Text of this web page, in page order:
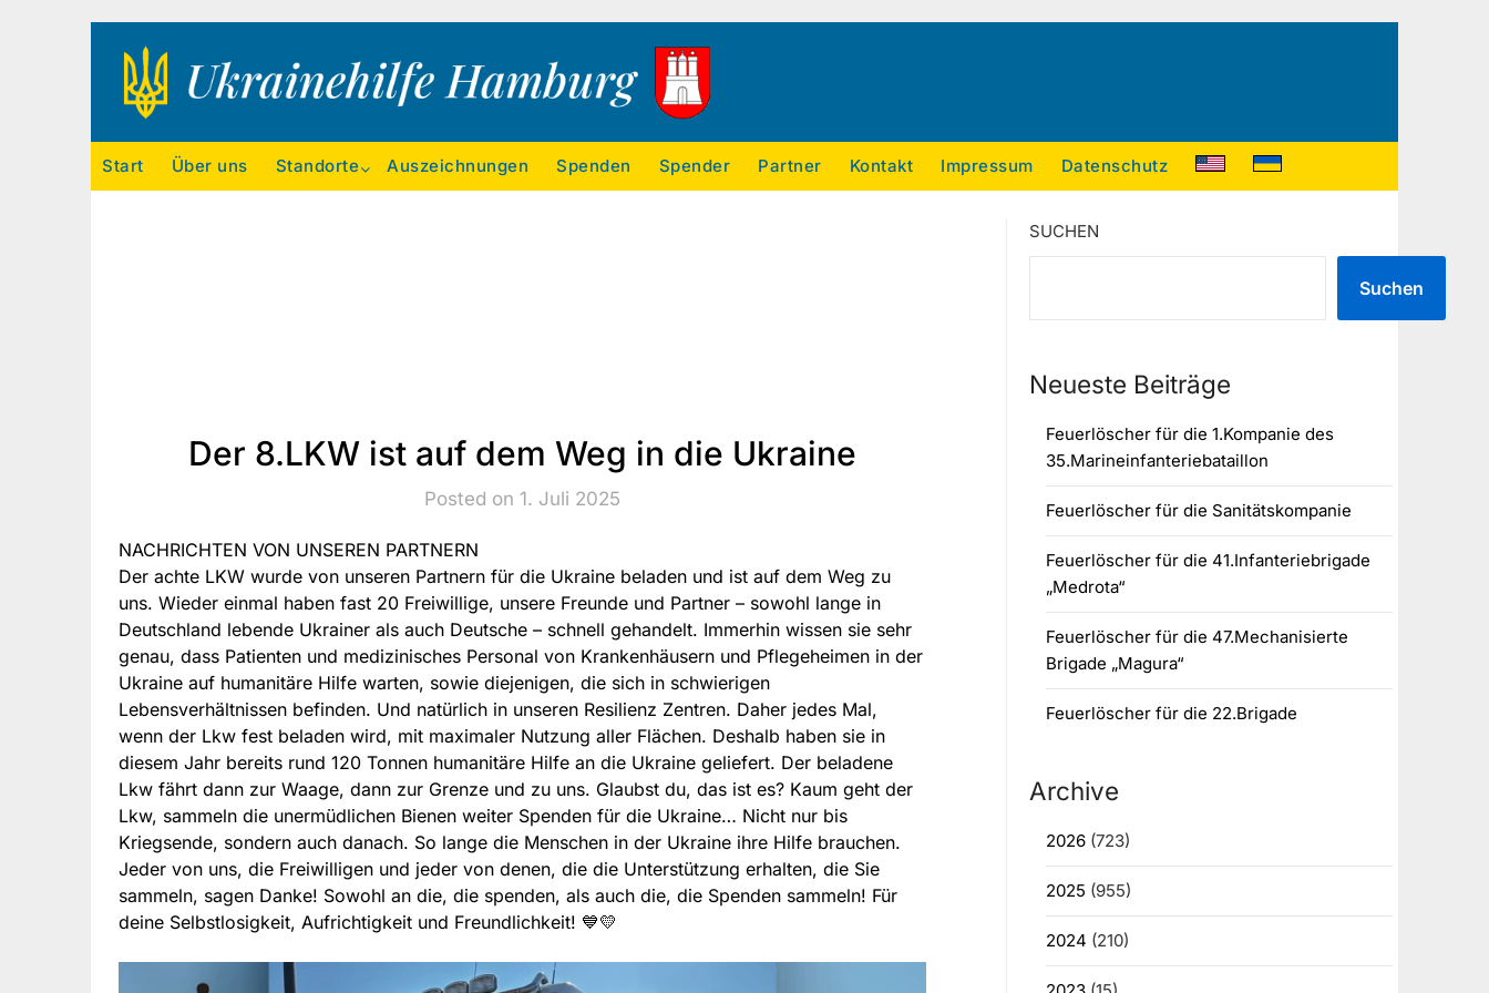
Ukrainehilfe Hamburg
Start Über uns Standorte Auszeichnungen Spenden Spender Partner Kontakt Impressum Datenschutz
Der 8.LKW ist auf dem Weg in die Ukraine
Posted on 1. Juli 2025
NACHRICHTEN VON UNSEREN PARTNERN
Der achte LKW wurde von unseren Partnern für die Ukraine beladen und ist auf dem Weg zu
uns. Wieder einmal haben fast 20 Freiwillige, unsere Freunde und Partner – sowohl lange in
Deutschland lebende Ukrainer als auch Deutsche – schnell gehandelt. Immerhin wissen sie sehr
genau, dass Patienten und medizinisches Personal von Krankenhäusern und Pflegeheimen in der
Ukraine auf humanitäre Hilfe warten, sowie diejenigen, die sich in schwierigen
Lebensverhältnissen befinden. Und natürlich in unseren Resilienz Zentren. Daher jedes Mal,
wenn der Lkw fest beladen wird, mit maximaler Nutzung aller Flächen. Deshalb haben sie in
diesem Jahr bereits rund 120 Tonnen humanitäre Hilfe an die Ukraine geliefert. Der beladene
Lkw fährt dann zur Waage, dann zur Grenze und zu uns. Glaubst du, das ist es? Kaum geht der
Lkw, sammeln die unermüdlichen Bienen weiter Spenden für die Ukraine… Nicht nur bis
Kriegsende, sondern auch danach. So lange die Menschen in der Ukraine ihre Hilfe brauchen.
Jeder von uns, die Freiwilligen und jeder von denen, die die Unterstützung erhalten, die Sie
sammeln, sagen Danke! Sowohl an die, die spenden, als auch die, die Spenden sammeln! Für
deine Selbstlosigkeit, Aufrichtigkeit und Freundlichkeit! 💙💛
SUCHEN
Suchen
Neueste Beiträge
Feuerlöscher für die 1.Kompanie des
35.Marineinfanteriebataillon
Feuerlöscher für die Sanitätskompanie
Feuerlöscher für die 41.Infanteriebrigade
„Medrota“
Feuerlöscher für die 47.Mechanisierte
Brigade „Magura“
Feuerlöscher für die 22.Brigade
Archive
2026(723)
2025 (955)
2024 (210)